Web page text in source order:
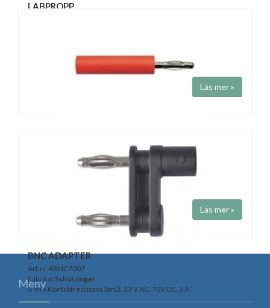
LABPROPP
Temp.område -25 ..+110 °C
Schützinger
Hona 4mm - Hane 2mm 30 V AC, 60V DC. 10 A Nickelpläterad.
Läs mer »
BNC ADAPTER
Art.nr ABNC7007
Fabrikat Schützinger
4 mm Kontaktresistans 8mΩ. 33 V AC, 70V DC. 3 A
Läs mer »
Meny